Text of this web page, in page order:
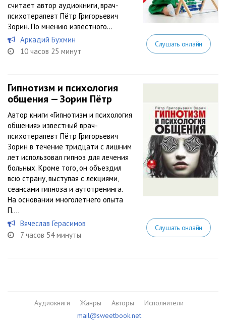
считает автор аудиокниги, врач-
психотерапевт Пётр Григорьевич
Зорин. По мнению известного...
Аркадий Бухмин
10 часов 25 минут
Слушать онлайн
Гипнотизм и психология
общения — Зорин Пётр
Автор книги «Гипнотизм и психология
общения» известный врач-
психотерапевт Пётр Григорьевич
Зорин в течение тридцати с лишним
лет использовал гипноз для лечения
больных. Кроме того, он объездил
всю страну, выступая с лекциями,
сеансами гипноза и аутотренинга.
На основании многолетнего опыта
П....
Вячеслав Герасимов
7 часов 54 минуты
Слушать онлайн
Аудиокниги Жанры Авторы
Исполнители
mail@sweetbook.net